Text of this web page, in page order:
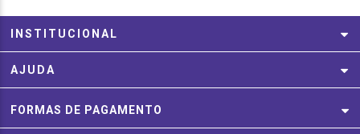
INSTITUCIONAL
AJUDA
FORMAS DE PAGAMENTO